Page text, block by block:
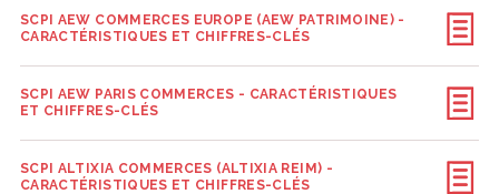
SCPI AEW COMMERCES EUROPE (AEW PATRIMOINE) -
CARACTÉRISTIQUES ET CHIFFRES-CLÉS
SCPI AEW PARIS COMMERCES - CARACTÉRISTIQUES
ET CHIFFRES-CLÉS
SCPI ALTIXIA COMMERCES (ALTIXIA REIM) -
CARACTÉRISTIQUES ET CHIFFRES-CLÉS